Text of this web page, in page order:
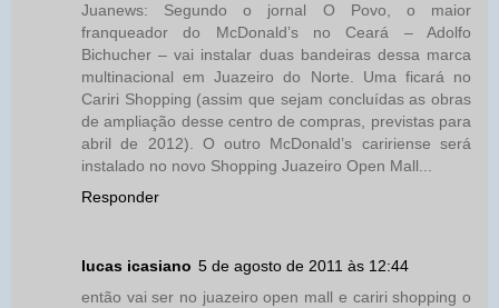
Juanews: Segundo o jornal O Povo, o maior
franqueador do McDonald’s no Ceará – Adolfo
Bichucher – vai instalar duas bandeiras dessa marca
multinacional em Juazeiro do Norte. Uma ficará no
Cariri Shopping (assim que sejam concluídas as obras
de ampliação desse centro de compras, previstas para
abril de 2012). O outro McDonald’s caririense será
instalado no novo Shopping Juazeiro Open Mall...
Responder
lucas icasiano 5 de agosto de 2011 às 12:44
então vai ser no juazeiro open mall e cariri shopping o